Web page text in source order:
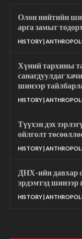
Олон нийтийн
арга замыг
HISTORY |
Хүний тархины
санагдуулдаг
шинээр
HISTORY |
Түүхэн дэх
ойлголт
HISTORY |
ДНХ-ийн давхар
эрдэмтэд шинээр
HISTORY |